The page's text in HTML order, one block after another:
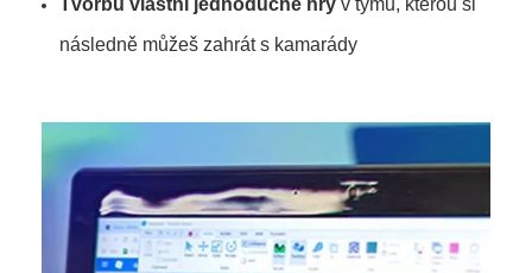
následně můžeš zahrát s kamarády